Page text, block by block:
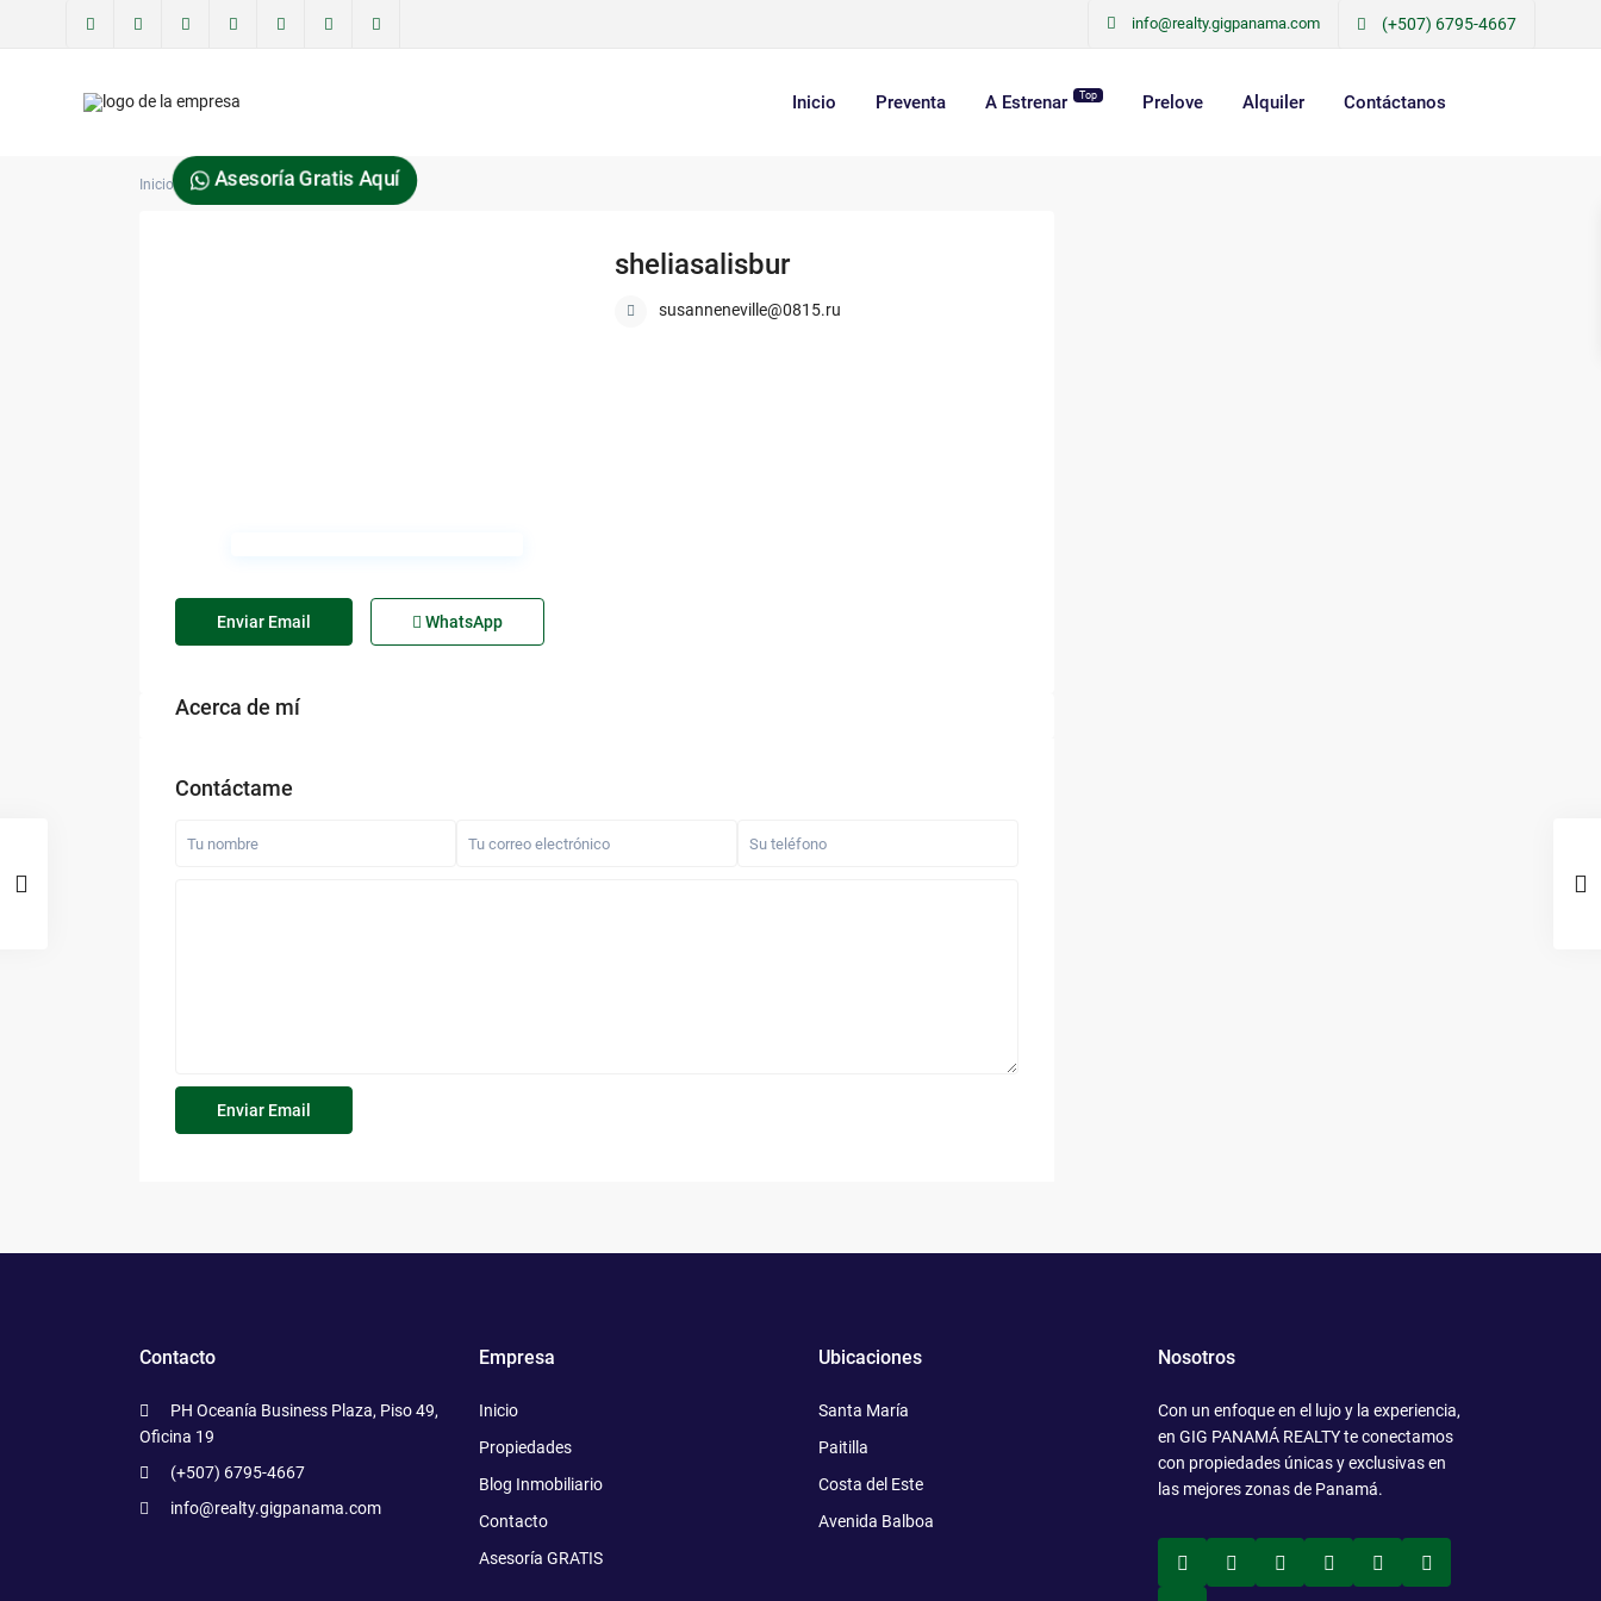
info@realty.gigpanama.com (+507) 6795-4667
Inicio Preventa A Estrenar Top Prelove Alquiler Contáctanos
Asesoría Gratis Aquí
Inicio sheliasalisbur
sheliasalisbur
susanneneville@0815.ru
Enviar Email WhatsApp
Acerca de mí
Contáctame
Contacto
PH Oceanía Business Plaza, Piso 49,
Oficina 19
(+507) 6795-4667
info@realty.gigpanama.com
Empresa
Inicio
Propiedades
Blog Inmobiliario
Contacto
Asesoría GRATIS
Ubicaciones
Santa María
Paitilla
Costa del Este
Avenida Balboa
Nosotros
Con un enfoque en el lujo y la experiencia,
en GIG PANAMÁ REALTY te conectamos
con propiedades únicas y exclusivas en
las mejores zonas de Panamá.